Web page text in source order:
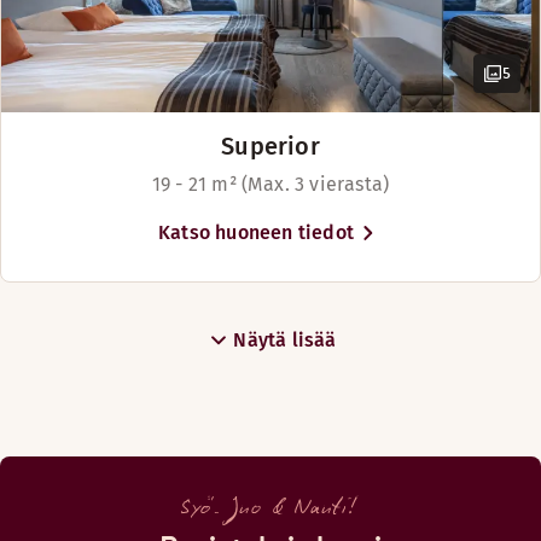
5
Superior
19 - 21 m² (Max. 3 vierasta)
Katso huoneen tiedot
Näytä lisää
Syö. Juo & Nauti!
Ruokapöytä
Yläkerroksissa
Näytä lisää
Saatavilla rajoitetusti
Vuoteet enintään 4 henkilölle